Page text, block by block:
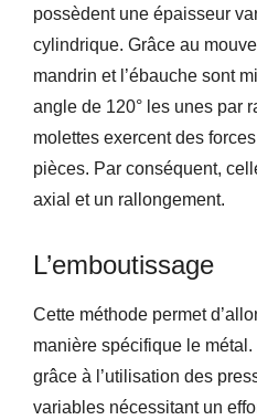
possèdent une épaisseur
cylindrique. Grâce au
mandrin et l’ébauche sont
angle de 120° les unes par
molettes exercent des
pièces. Par conséquent,
axial et un rallongement.
L’emboutissage
Cette méthode permet
manière spécifique le métal.
grâce à l’utilisation des
variables nécessitant un